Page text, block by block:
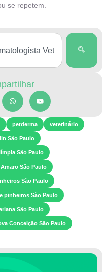
se repetem.
petderma veterinário
São Paulo
São Paulo
São Paulo
São Paulo
pinheiros São Paulo
São Paulo
Conceição São Paulo